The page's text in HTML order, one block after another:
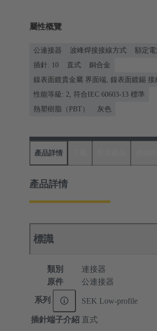
屬性概覽
公連接器 波峰焊接接線方式
額定
插針: 10
直式
銅合金
鎳表面鍍貴金屬 界面端, 鎳表面鍍錫 接
性能等級: 2, 符合IEC 60603-13 標準
熱塑樹脂（PBT）
灰色
產品詳情
產品詳情
標識
類別
連接器
原件
公連接器
系列 SEK Low-profile
插針端子介紹 直式